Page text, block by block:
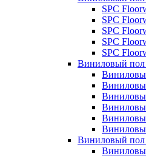
SPC
SPC
SPC
SPC
SPC
Виниловый пол
Виниловый пол